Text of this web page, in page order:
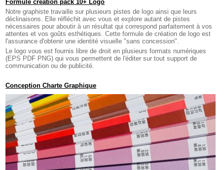
Formule création pack 10+ Logo
Notre graphiste travaille sur plusieurs pistes de logo ainsi que leurs
déclinaisons. Elle réfléchit avec vous et explore autant de pistes
nécessaires pour aboutir à un résultat qui correspond parfaitement à vos
attentes et vos goûts esthétiques. Cette formule de création de logo est
l'assurance d'obtenir une identité visuelle "sans concession".
Le logo vous est fournis libre de droit en plusieurs formats numériques
(EPS PDF PNG) qui vous permettent de l'éditer sur tout support de
communication ou de publicité.
Conception Charte Graphique